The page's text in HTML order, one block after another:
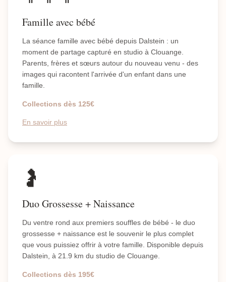
Famille avec bébé
La séance famille avec bébé depuis Dalstein : un
moment de partage capturé en studio à Clouange.
Parents, frères et sœurs autour du nouveau venu - des
images qui racontent l'arrivée d'un enfant dans une
famille.
Collections dès 125€
En savoir plus
🤰
Duo Grossesse + Naissance
Du ventre rond aux premiers souffles de bébé - le duo
grossesse + naissance est le souvenir le plus complet
que vous puissiez offrir à votre famille. Disponible depuis
Dalstein, à 21.9 km du studio de Clouange.
Collections dès 195€